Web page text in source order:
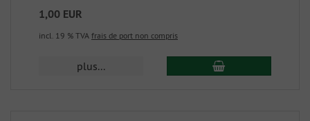
1,00 EUR
incl. 19 % TVA frais de port non compris
plus...